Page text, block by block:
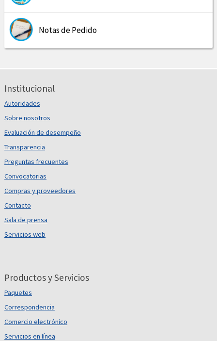
Notas de Pedido
Institucional
Autoridades
Sobre nosotros
Evaluación de desempeño
Transparencia
Preguntas frecuentes
Convocatorias
Compras y proveedores
Contacto
Sala de prensa
Servicios web
Productos y Servicios
Paquetes
Correspondencia
Comercio electrónico
Servicios en línea